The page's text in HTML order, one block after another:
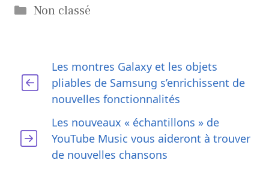
Catégories
Non classé
Les montres Galaxy et les objets
pliables de Samsung s’enrichissent de
nouvelles fonctionnalités
Les nouveaux « échantillons » de
YouTube Music vous aideront à trouver
de nouvelles chansons